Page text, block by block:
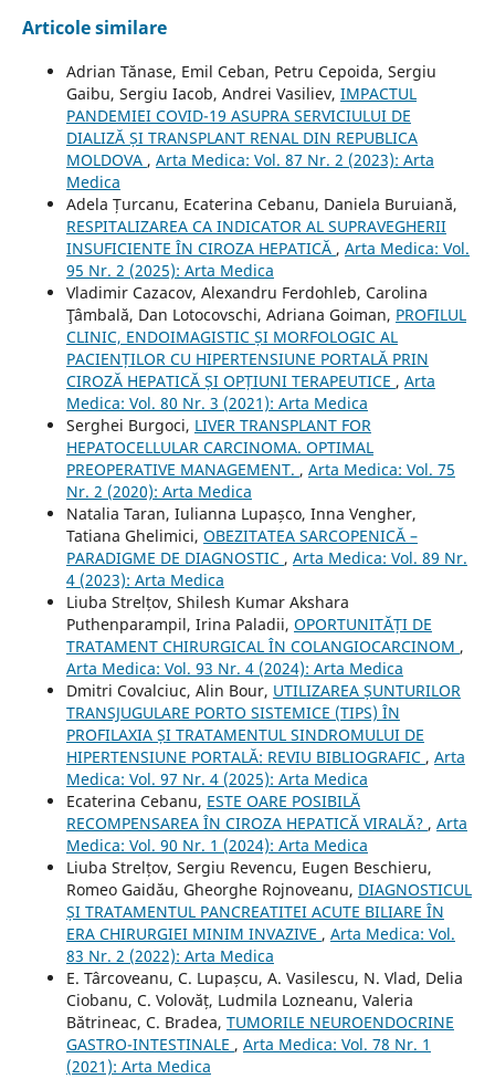
Articole similare
Adrian Tănase, Emil Ceban, Petru Cepoida, Sergiu
Gaibu, Sergiu Iacob, Andrei Vasiliev, IMPACTUL
PANDEMIEI COVID-19 ASUPRA SERVICIULUI DE
DIALIZĂ ȘI TRANSPLANT RENAL DIN REPUBLICA
MOLDOVA , Arta Medica: Vol. 87 Nr. 2 (2023): Arta
Medica
Adela Țurcanu, Ecaterina Cebanu, Daniela Buruiană,
RESPITALIZAREA CA INDICATOR AL SUPRAVEGHERII
INSUFICIENTE ÎN CIROZA HEPATICĂ , Arta Medica: Vol.
95 Nr. 2 (2025): Arta Medica
Vladimir Cazacov, Alexandru Ferdohleb, Carolina
Ţâmbală, Dan Lotocovschi, Adriana Goiman, PROFILUL
CLINIC, ENDOIMAGISTIC ȘI MORFOLOGIC AL
PACIENȚILOR CU HIPERTENSIUNE PORTALĂ PRIN
CIROZĂ HEPATICĂ ȘI OPȚIUNI TERAPEUTICE , Arta
Medica: Vol. 80 Nr. 3 (2021): Arta Medica
Serghei Burgoci, LIVER TRANSPLANT FOR
HEPATOCELLULAR CARCINOMA. OPTIMAL
PREOPERATIVE MANAGEMENT. , Arta Medica: Vol. 75
Nr. 2 (2020): Arta Medica
Natalia Taran, Iulianna Lupașco, Inna Vengher,
Tatiana Ghelimici, OBEZITATEA SARCOPENICĂ –
PARADIGME DE DIAGNOSTIC , Arta Medica: Vol. 89 Nr.
4 (2023): Arta Medica
Liuba Strelțov, Shilesh Kumar Akshara
Puthenparampil, Irina Paladii, OPORTUNITĂȚI DE
TRATAMENT CHIRURGICAL ÎN COLANGIOCARCINOM ,
Arta Medica: Vol. 93 Nr. 4 (2024): Arta Medica
Dmitri Covalciuc, Alin Bour, UTILIZAREA ȘUNTURILOR
TRANSJUGULARE PORTO SISTEMICE (TIPS) ÎN
PROFILAXIA ȘI TRATAMENTUL SINDROMULUI DE
HIPERTENSIUNE PORTALĂ: REVIU BIBLIOGRAFIC , Arta
Medica: Vol. 97 Nr. 4 (2025): Arta Medica
Ecaterina Cebanu, ESTE OARE POSIBILĂ
RECOMPENSAREA ÎN CIROZA HEPATICĂ VIRALĂ? , Arta
Medica: Vol. 90 Nr. 1 (2024): Arta Medica
Liuba Strelțov, Sergiu Revencu, Eugen Beschieru,
Romeo Gaidău, Gheorghe Rojnoveanu, DIAGNOSTICUL
ȘI TRATAMENTUL PANCREATITEI ACUTE BILIARE ÎN
ERA CHIRURGIEI MINIM INVAZIVE , Arta Medica: Vol.
83 Nr. 2 (2022): Arta Medica
E. Târcoveanu, C. Lupașcu, A. Vasilescu, N. Vlad, Delia
Ciobanu, C. Volovăț, Ludmila Lozneanu, Valeria
Bătrineac, C. Bradea, TUMORILE NEUROENDOCRINE
GASTRO-INTESTINALE , Arta Medica: Vol. 78 Nr. 1
(2021): Arta Medica